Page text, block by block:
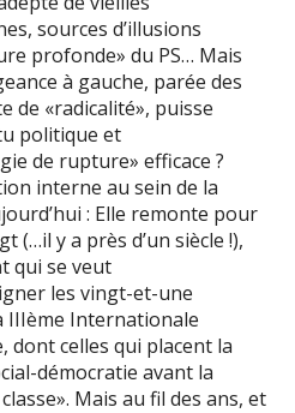
sources d’illusions
profonde» du PS… Mais
à gauche, parée des
de «radicalité», puisse
politique et
de rupture» efficace ?
interne au sein de la
: Elle remonte pour
(…il y a près d’un siècle !),
qui se veut
les vingt-et-une
IIIème Internationale
dont celles qui placent la
démocratie avant la
Mais au fil des ans, et